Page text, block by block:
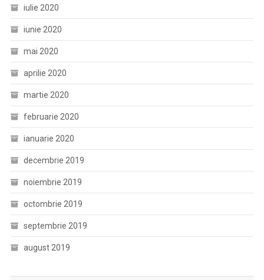
iulie 2020
iunie 2020
mai 2020
aprilie 2020
martie 2020
februarie 2020
ianuarie 2020
decembrie 2019
noiembrie 2019
octombrie 2019
septembrie 2019
august 2019